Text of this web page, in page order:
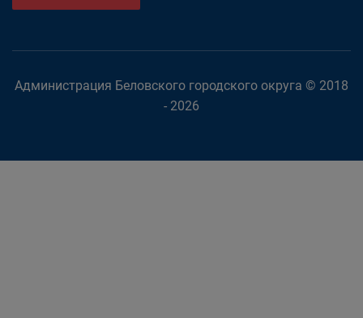
Администрация Беловского городского округа © 2018
- 2026